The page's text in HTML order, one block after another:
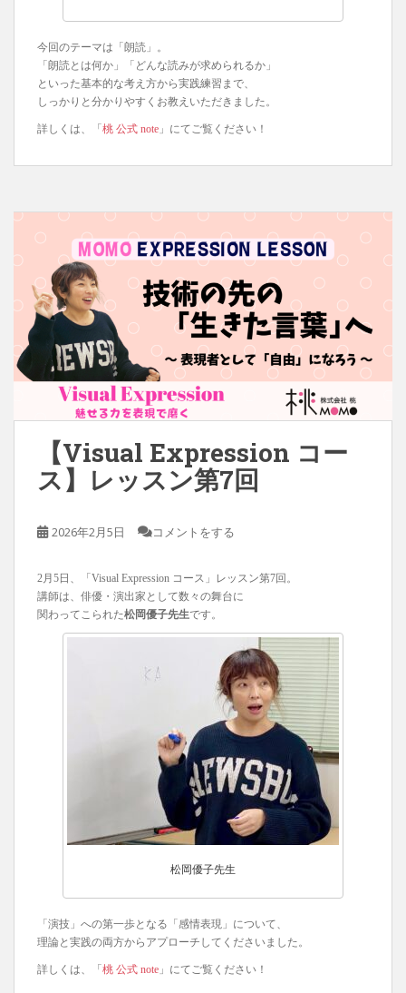
今回のテーマは「朗読」。
「朗読とは何か」「どんな読みが求められるか」
といった基本的な考え方から実践練習まで、
しっかりと分かりやすくお教えいただきました。
詳しくは、「 桃 公式 note 」にてご覧ください！
【Visual Expression コー
ス】レッスン第7回
2026年2月5日 コメントをする
2月5日、「Visual Expression コース」レッスン第7回。
講師は、俳優・演出家として数々の舞台に
関わってこられた松岡優子先生です。
松岡優子先生
「演技」への第一歩となる「感情表現」について、
理論と実践の両方からアプローチしてくださいました。
詳しくは、「 桃 公式 note 」にてご覧ください！